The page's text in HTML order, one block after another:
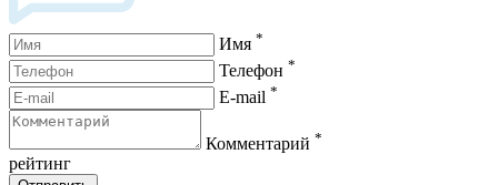
Имя *
Телефон *
E-mail *
Комментарий *
рейтинг